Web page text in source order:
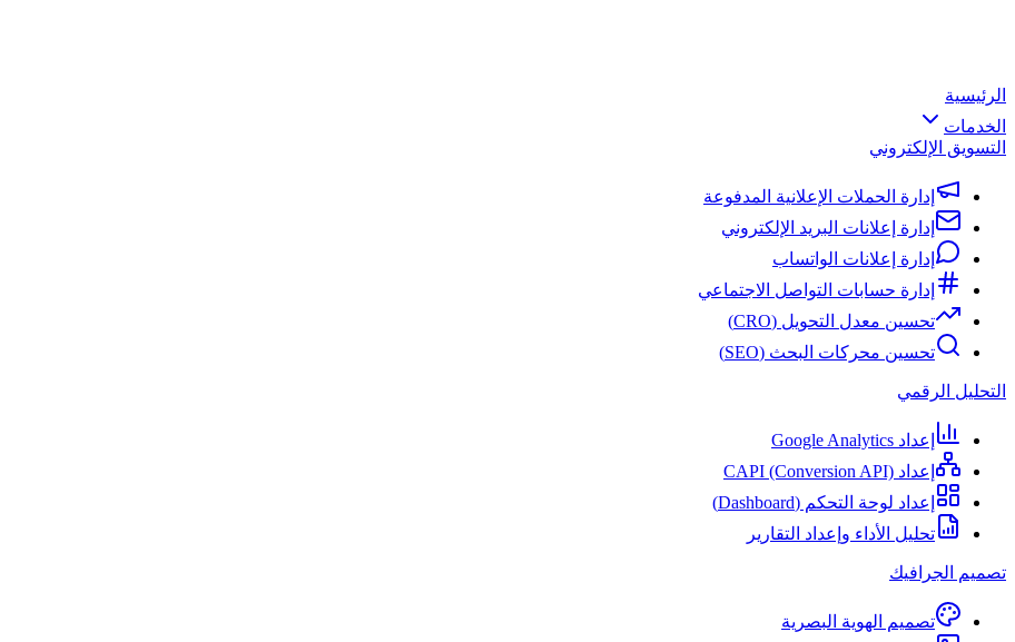
الرئيسية
الخدمات
التسويق الإلكتروني
إدارة الحملات الإعلانية المدفوعة
إدارة إعلانات البريد الإلكتروني
إدارة إعلانات الواتساب
إدارة حسابات التواصل الاجتماعي
تحسين معدل التحويل (CRO)
تحسين محركات البحث (SEO)
التحليل الرقمي
إعداد Google Analytics
إعداد CAPI (Conversion API)
إعداد لوحة التحكم (Dashboard)
تحليل الأداء وإعداد التقارير
تصميم الجرافيك
تصميم الهوية البصرية